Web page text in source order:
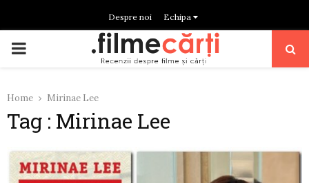
Despre noi Echipa
PRIMARY
Home Mirinae Lee
Tag : Mirinae Lee